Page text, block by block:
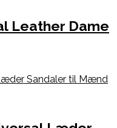
Leather Dame